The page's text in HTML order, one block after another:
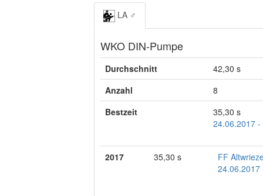
LA ♂
WKO DIN-Pumpe
Durchschnitt
42,30 s
Anzahl
8
Bestzeit
35,30 s
24.06.2017
2017 35,30 s
FF
24.06.2017